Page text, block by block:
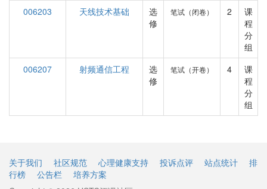
006203
天线技术基础
选
修
笔试（闭卷） 2
课
程
分
组
006207
射频通信工程
选
修
笔试（开卷） 4
课
程
分
组
关于我们 社区规范 心理健康支持 投诉点评 站点统计
排
行榜
公告栏
培养方案